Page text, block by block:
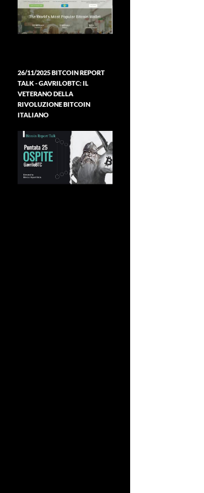
26/11/2025 BITCOIN REPORT
TALK - GAVRILOBTC: IL
VETERANO DELLA
RIVOLUZIONE BITCOIN
ITALIANO